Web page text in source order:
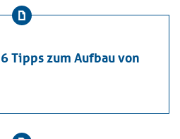
Tipps zum Aufbau von